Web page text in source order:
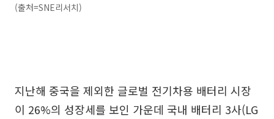
(출처=SNE리서치)
지난해 중국을 제외한 글로벌 전기차용 배터리 시장
이 26%의 성장세를 보인 가운데 국내 배터리 3사(LG